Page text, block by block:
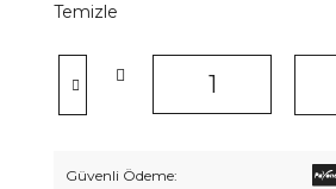
Temizle
Güvenli Ödeme: